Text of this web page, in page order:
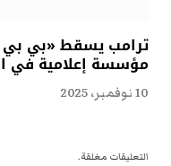
ترامب يسقط «بي
مؤسسة إعلامية في
10 نوفمبر، 2025
التعليقات مغلقة.